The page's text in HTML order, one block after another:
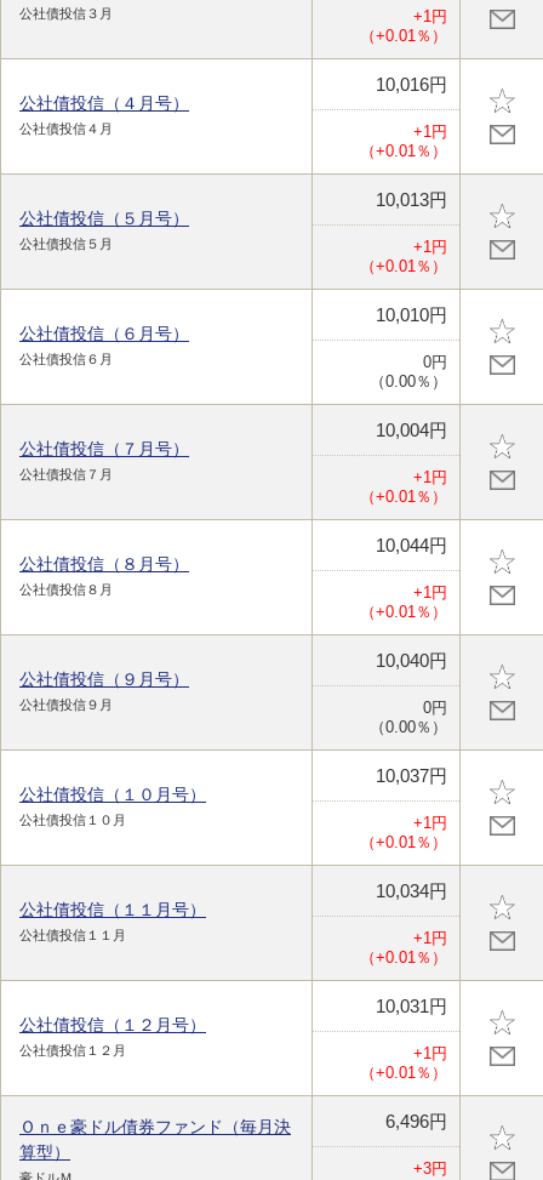
公社債投信３月
+1円
（+0.01％）
公社債投信（４月号）
公社債投信４月
10,016円
+1円
（+0.01％）
公社債投信（５月号）
公社債投信５月
10,013円
+1円
（+0.01％）
公社債投信（６月号）
公社債投信６月
10,010円
0円
（0.00％）
公社債投信（７月号）
公社債投信７月
10,004円
+1円
（+0.01％）
公社債投信（８月号）
公社債投信８月
10,044円
+1円
（+0.01％）
公社債投信（９月号）
公社債投信９月
10,040円
0円
（0.00％）
公社債投信（１０月号）
公社債投信１０月
10,037円
+1円
（+0.01％）
公社債投信（１１月号）
公社債投信１１月
10,034円
+1円
（+0.01％）
公社債投信（１２月号）
公社債投信１２月
10,031円
+1円
（+0.01％）
Ｏｎｅ豪ドル債券ファンド（毎月決
算型）
6,496円
+3円